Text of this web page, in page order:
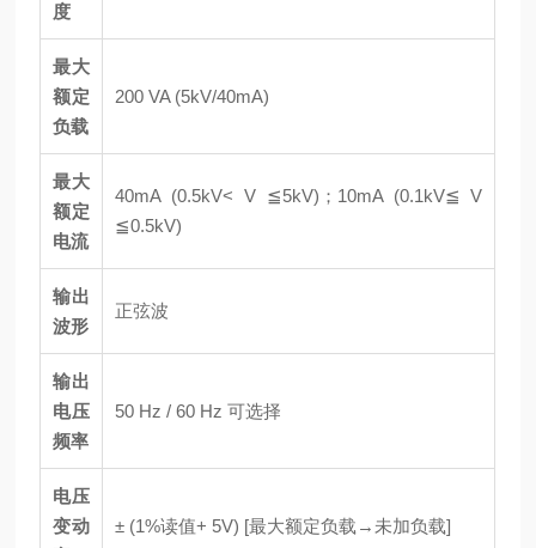
度
最大
额定
负载
200 VA (5kV/40mA)
最大
额定
电流
40mA (0.5kV< V ≦5kV)；10mA (0.1kV≦ V
≦0.5kV)
输出
波形
正弦波
输出
电压
频率
50 Hz / 60 Hz 可选择
电压
变动
± (1%读值+ 5V) [最大额定负载→未加负载]